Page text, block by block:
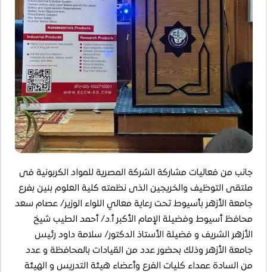
جانب من فعاليات مشاركة الشركة المصرية للمواد الكربونية فى
ملتقى التوظيف والخريجين الذى نظمته كلية العلوم بنين بفرع
جامعة الأزهر بأسيوط تحت رعاية معالي اللواء الوزير/ عصام سعد
محافظ أسيوط وفضيلة الإمام الأكبر أ.د/ أحمد الطيب شيخ
الأزهر الشريف و فضيلة الأستاذ الدكتور/ سلامة داود رئيس
جامعة الأزهر وذلك بحضور عدد من القيادات بالمحافظة و عدد
من السادة عمداء كليات الفرع وأعضاء هيئة التدريس و الهيئة